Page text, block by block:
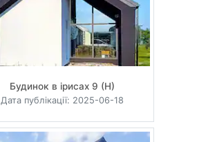
Будинок в ірисах 9 (Н)
Дата публікації: 2025-06-18